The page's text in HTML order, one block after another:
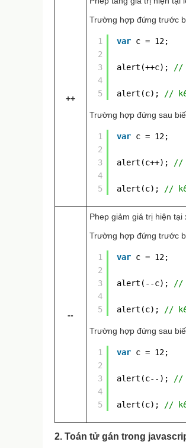
++
Trường hợp đứng trước
1
2
3
4
5
var c = 12;
alert(++c); //
alert(c); //
Trường hợp đứng sau
1
2
3
4
5
var c = 12;
alert(c++); //
alert(c); //
--
Phep giảm giá trị hiện
Trường hợp đứng trước
1
2
3
4
5
var c = 12;
alert(--c); //
alert(c); //
Trường hợp đứng sau
1
2
3
4
5
var c = 12;
alert(c--); //
alert(c); //
2. Toán tử gán trong